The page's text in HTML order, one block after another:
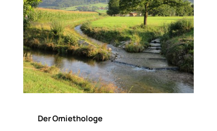
Der Orniethologe